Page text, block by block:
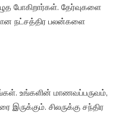
போகிறார்கள். தேர்வுகளை
நட்சத்திர பலன்களை
உங்களின் மாணவப்பருவம்,
சிலருக்கு சந்திர